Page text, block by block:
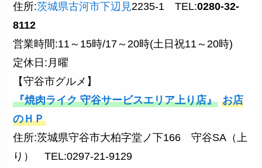
住所:茨城県古河市下辺見2235-1 TEL:0280-32-
8112
営業時間:11～15時/17～20時(土日祝11～20時)
定休日:月曜
【守谷市グルメ】
『焼肉ライク 守谷サービスエリア上り店』 お店
のＨＰ
住所:茨城県守谷市大柏字堂ノ下166 守谷SA（上
り） TEL:0297-21-9129